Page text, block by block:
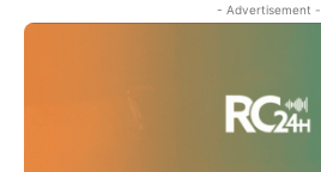
- Advertisement -